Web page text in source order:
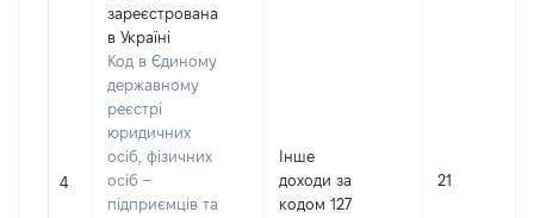
4
зареєстрована
в Україні
Код в Єдиному
державному
реєстрі
юридичних
осіб, фізичних
осіб –
підприємців та
Інше
доходи за
кодом 127
21